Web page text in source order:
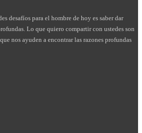
desafíos para el hombre de hoy es saber dar
Lo que quiero compartir con ustedes son
nos ayuden a encontrar las razones profundas